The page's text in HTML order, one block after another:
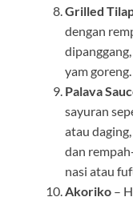
Grilled
dengan
yam goreng.
Palava
sayuran
atau
dan
nasi atau
Akoriko –